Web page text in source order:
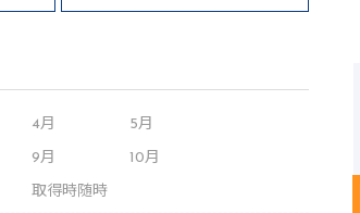
4月 5月
9月 10月
取得時随時